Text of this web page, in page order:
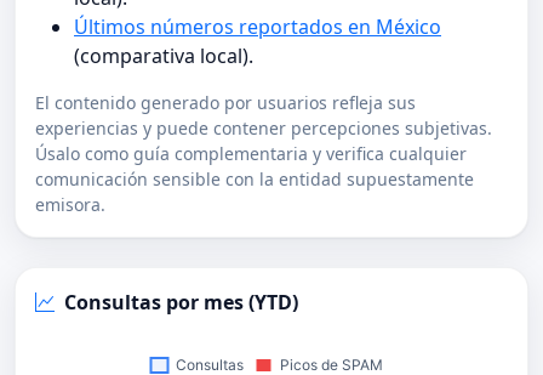
Últimos números reportados en México
(comparativa local).
El contenido generado por usuarios refleja sus
experiencias y puede contener percepciones subjetivas.
Úsalo como guía complementaria y verifica cualquier
comunicación sensible con la entidad supuestamente
emisora.
Consultas por mes (YTD)